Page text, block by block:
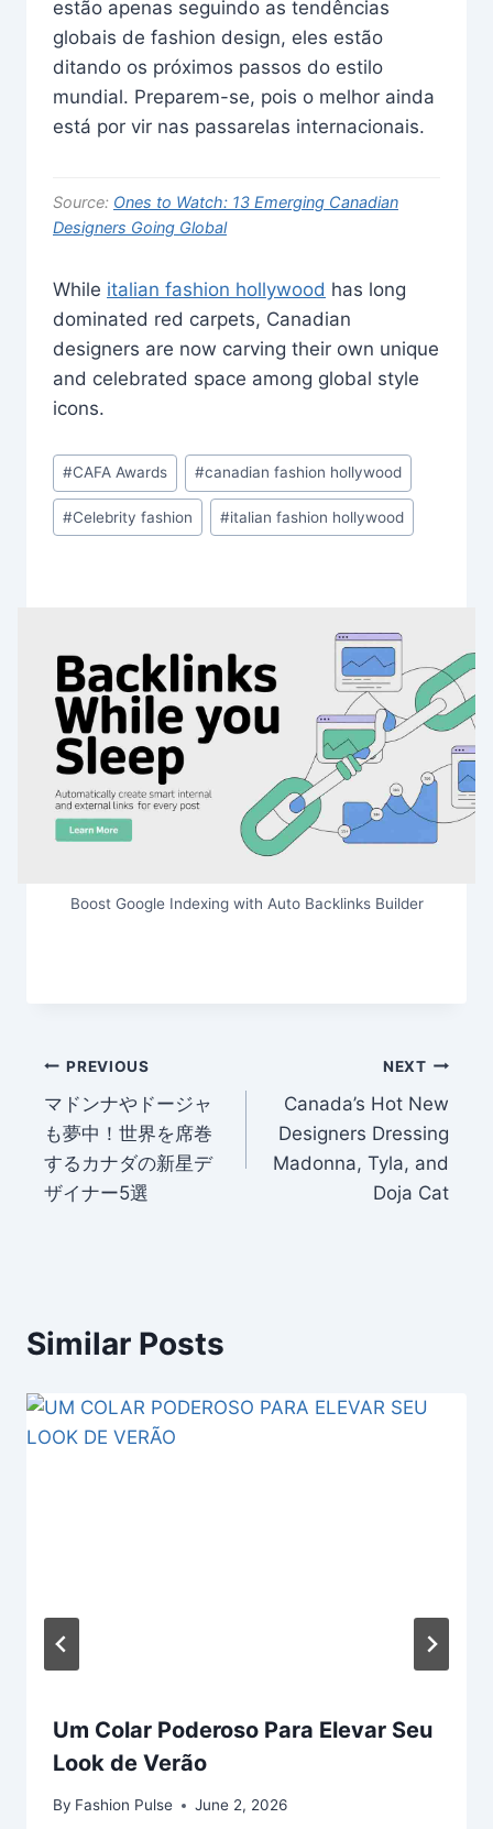
estão apenas seguindo as tendências
globais de fashion design, eles estão
ditando os próximos passos do estilo
mundial. Preparem-se, pois o melhor ainda
está por vir nas passarelas internacionais.
Source: Ones to Watch: 13 Emerging Canadian
Designers Going Global
While italian fashion hollywood has long
dominated red carpets, Canadian
designers are now carving their own unique
and celebrated space among global style
icons.
Post
Tags:
#CAFA Awards #canadian fashion hollywood
#Celebrity fashion #italian fashion hollywood
Boost Google Indexing with Auto Backlinks Builder
Post
navigation
PREVIOUS
マドンナやドージャ
も夢中！世界を席巻
するカナダの新星デ
ザイナー5選
NEXT
Canada’s Hot New
Designers Dressing
Madonna, Tyla, and
Doja Cat
Similar Posts
Um Colar Poderoso Para Elevar Seu
Look de Verão
By Fashion Pulse June 2, 2026